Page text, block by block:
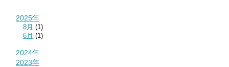
2025年
8月 (1)
6月 (1)
2024年
2023年